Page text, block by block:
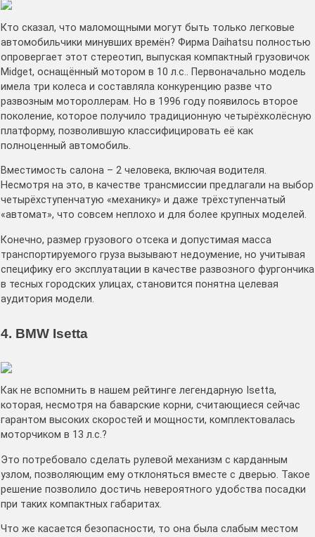
Кто сказал, что маломощными могут быть только легковые
автомобильчики минувших времён? Фирма Daihatsu полностью
опровергает этот стереотип, выпуская компактный грузовичок
Midget, оснащённый мотором в 10 л.с.. Первоначально модель
имела три колеса и составляла конкуренцию разве что
развозным мотороллерам. Но в 1996 году появилось второе
поколение, которое получило традиционную четырёхколёсную
платформу, позволившую классифицировать её как
полноценный автомобиль.
Вместимость салона – 2 человека, включая водителя.
Несмотря на это, в качестве трансмиссии предлагали на выбор
четырёхступенчатую «механику» и даже трёхступенчатый
«автомат», что совсем неплохо и для более крупных моделей.
Конечно, размер грузового отсека и допустимая масса
транспортируемого груза вызывают недоумение, но учитывая
специфику его эксплуатации в качестве развозного фургончика
в тесных городских улицах, становится понятна целевая
аудитория модели.
4. BMW Isetta
Как не вспомнить в нашем рейтинге легендарную Isetta,
которая, несмотря на баварские корни, считающиеся сейчас
гарантом высоких скоростей и мощности, комплектовалась
моторчиком в 13 л.с.?
Это потребовало сделать рулевой механизм с карданным
узлом, позволяющим ему отклоняться вместе с дверью. Такое
решение позволило достичь невероятного удобства посадки
при таких компактных габаритах.
Что же касается безопасности, то она была слабым местом